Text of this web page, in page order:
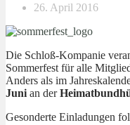
26. April 2016
Die Schloß-Kompanie
Sommerfest für alle
Anders als im
Juni an der
Gesonderte Einladungen